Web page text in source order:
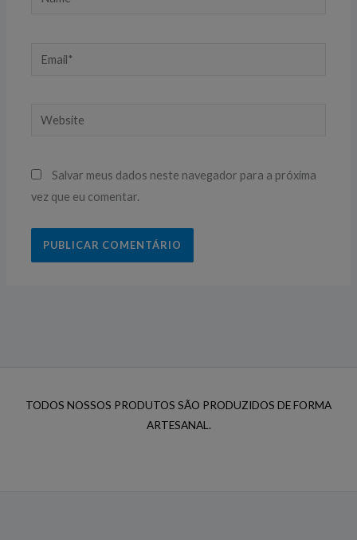
Email*
Website
Salvar meus dados neste navegador para a próxima
vez que eu comentar.
TODOS NOSSOS PRODUTOS SÃO PRODUZIDOS DE FORMA
ARTESANAL.